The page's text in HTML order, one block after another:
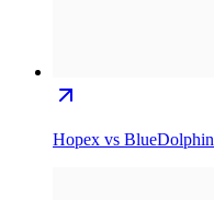
Hopex vs BlueDolphin